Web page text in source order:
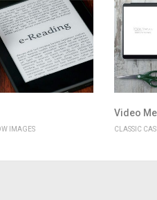
IMAGES
Video
CLASSIC